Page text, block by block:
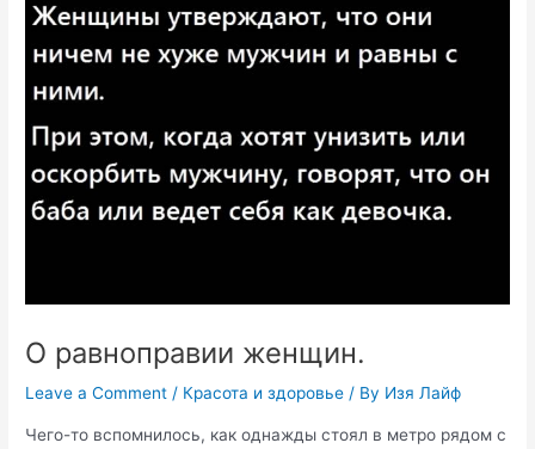
О равноправии женщин.
Leave a Comment / Красота и здоровье / By Изя Лайф
Чего-то вспомнилось, как однажды стоял в метро рядом с